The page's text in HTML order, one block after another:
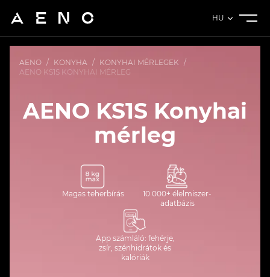
HU
AENO / KONYHA / KONYHAI MÉRLEGEK /
AENO KS1S KONYHAI MÉRLEG
AENO KS1S Konyhai
mérleg
Magas teherbírás
10 000+ élelmiszer-
adatbázis
App számláló: fehérje,
zsír, szénhidrátok és
kalóriák